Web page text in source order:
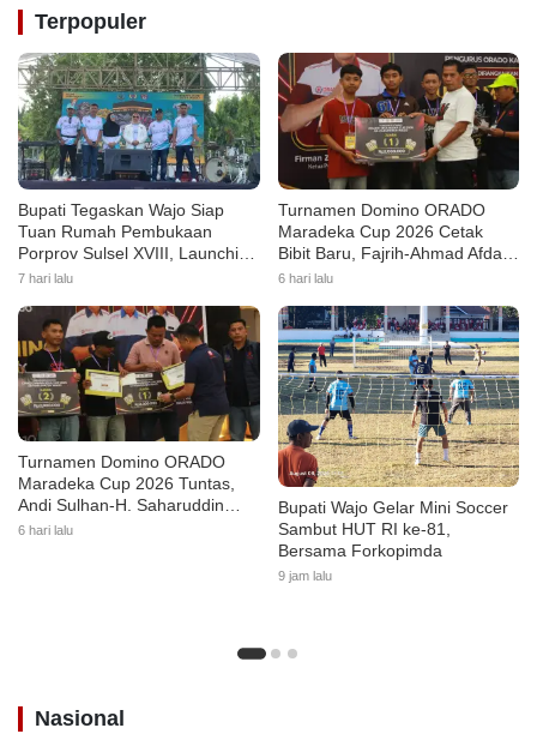
al
is
m
e
P
el
aj
a
r
&
M
a
h
a
si
s
w
a
Terpopuler
Bupati Tegaskan Wajo Siap
Tuan Rumah Pembukaan
Porprov Sulsel XVIII, Launching
Maskot, Fun Bike Hingga
KONI
7 hari lalu
Turnamen Domino ORADO
Maradeka Cup 2026 Cetak
Bibit Baru, Fajrih-Ahmad Afdal
Mustajar Juara Kategori Junior
6 hari lalu
Turnamen Domino ORADO
Maradeka Cup 2026 Tuntas,
Andi Sulhan-H. Saharuddin
Raih Juara Kategori Senior
6 hari lalu
Bupati Wajo Gelar Mini Soccer
Sambut HUT RI ke-81,
Bersama Forkopimda
9 jam lalu
Nasional